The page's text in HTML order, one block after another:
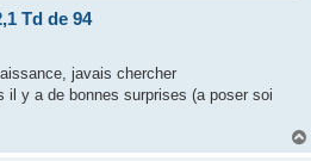
Td de 94
javais chercher
il y a de bonnes surprises (a poser soi